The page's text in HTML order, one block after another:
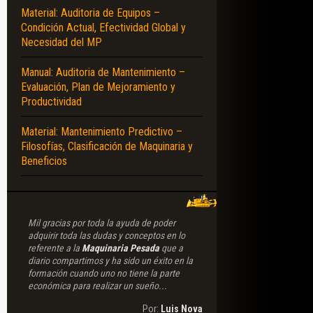
Material: Auditoria de Equipos –
Condición Actual, Efectividad Global y
Necesidad del MP
Manual: Auditoria de Mantenimiento –
Evaluación, Plan de Mejoramiento y
Productividad
Material: Mantenimiento Predictivo –
Filosofías, Clasificación de Maquinaria y
Beneficios
Mil gracias por toda la ayuda de poder
adquirir toda las dudas y conceptos en lo
referente a la Maquinaria Pesadaque a
diario compartimos y ha sido un éxito en la
formación cuando uno no tiene la parte
económica para realizar un sueño...
Por: Luis Nova